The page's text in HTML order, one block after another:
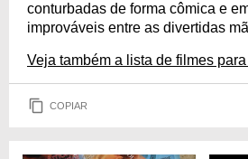
conturbadas de forma cômica e
improváveis entre as divertidas
Veja também a lista de filmes
COPIAR